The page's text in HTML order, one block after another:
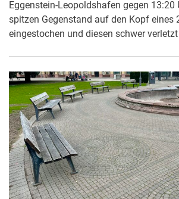
Eggenstein-Leopoldshafen gegen 13:20
spitzen Gegenstand auf den Kopf eines
eingestochen und diesen schwer